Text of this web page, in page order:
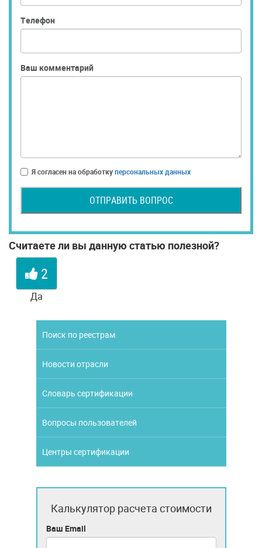
Телефон
Ваш комментарий
Я согласен на обработкуперсональных данных
ОТПРАВИТЬ ВОПРОС
Считаете ли вы данную статью полезной?
2
Да
Поиск по реестрам
Новости отрасли
Словарь сертификации
Вопросы пользователей
Центры сертификации
Калькулятор расчета стоимости
Ваш Email